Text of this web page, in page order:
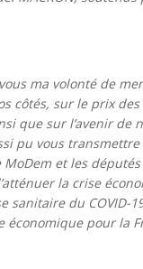
ma volonté de
côtés, sur le prix
que sur l’avenir de
pu vous
MoDem et les
la crise
sanitaire du COVID-
économique pour la